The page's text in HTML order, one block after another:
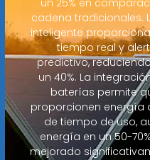
cadena tradicionales.
inteligente
tiempo real y
predictivo,
un 40%. La
baterías permite
proporcionen energía
de tiempo de uso,
energía en un 50-
mejorado